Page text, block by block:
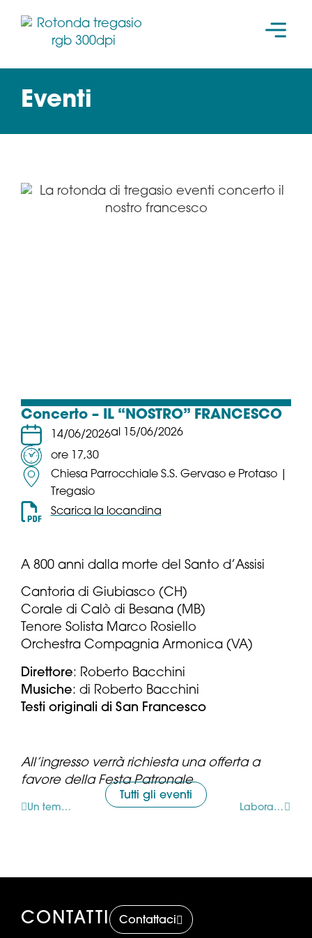
Eventi
Concerto – IL “NOSTRO” FRANCESCO
14/06/2026al 15/06/2026
ore 17,30
Chiesa Parrocchiale S.S. Gervaso e Protaso |
Tregasio
Scarica la locandina
A 800 anni dalla morte del Santo d’Assisi
Cantoria di Giubiasco (CH)
Corale di Calò di Besana (MB)
Tenore Solista Marco Rosiello
Orchestra Compagnia Armonica (VA)
Direttore: Roberto Bacchini
Musiche: di Roberto Bacchini
Testi originali di San Francesco
All’ingresso verrà richiesta una offerta a
favore della Festa Patronale
Un tempio per l’Arte a Tregasio Laboratorio di Affresco
Tutti gli eventi
CONTATTI Contattaci